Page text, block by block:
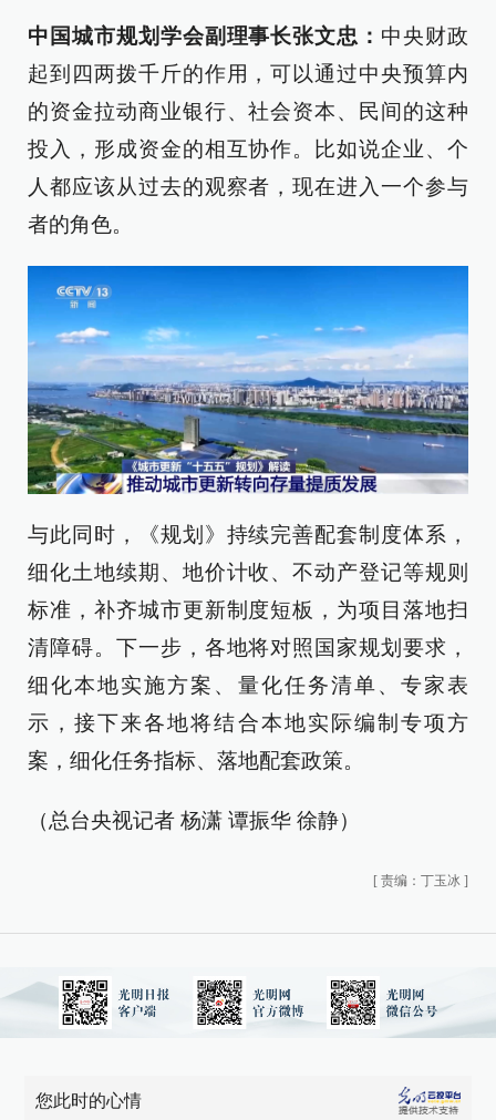
中国城市规划学会副理事长张文忠： 中央财政
起到四两拨千斤的作用，可以通过中央预算内
的资金拉动商业银行、社会资本、民间的这种
投入，形成资金的相互协作。比如说企业、个
人都应该从过去的观察者，现在进入一个参与
者的角色。
与此同时，《规划》持续完善配套制度体系，
细化土地续期、地价计收、不动产登记等规则
标准，补齐城市更新制度短板，为项目落地扫
清障碍。下一步，各地将对照国家规划要求，
细化本地实施方案、量化任务清单、专家表
示，接下来各地将结合本地实际编制专项方
案，细化任务指标、落地配套政策。
（总台央视记者 杨潇 谭振华 徐静）
[ 责编：丁玉冰 ]
您此时的心情